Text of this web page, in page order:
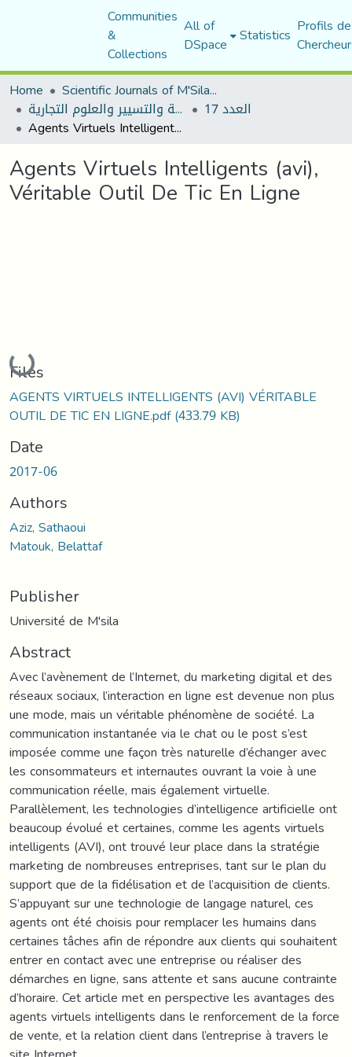
Communities
&
Collections
All of
DSpace Statistics Profils
Home
Scientific Journals of M'Sila University
مجلة العلوم الاقتصادية والتسيير والعلوم التجارية العدد 17
Agents Virtuels Intelligents (avi), Véritable Outil De Tic En Ligne
Agents Virtuels Intelligents (avi),
Véritable Outil De Tic En Ligne
Loading...
Files
AGENTS VIRTUELS INTELLIGENTS (AVI) VÉRITABLE
OUTIL DE TIC EN LIGNE.pdf(433.79 KB)
Date
2017-06
Authors
Aziz, Sathaoui
Matouk, Belattaf
Publisher
Université de M'sila
Abstract
Avec l’avènement de l’Internet, du marketing digital et des
réseaux sociaux, l’interaction en ligne est devenue non plus
une mode, mais un véritable phénomène de société. La
communication instantanée via le chat ou le post s’est
imposée comme une façon très naturelle d’échanger avec
les consommateurs et internautes ouvrant la voie à une
communication réelle, mais également virtuelle.
Parallèlement, les technologies d’intelligence artificielle ont
beaucoup évolué et certaines, comme les agents virtuels
intelligents (AVI), ont trouvé leur place dans la stratégie
marketing de nombreuses entreprises, tant sur le plan du
support que de la fidélisation et de l’acquisition de clients.
S’appuyant sur une technologie de langage naturel, ces
agents ont été choisis pour remplacer les humains dans
certaines tâches afin de répondre aux clients qui souhaitent
entrer en contact avec une entreprise ou réaliser des
démarches en ligne, sans attente et sans aucune contrainte
d’horaire. Cet article met en perspective les avantages des
agents virtuels intelligents dans le renforcement de la force
de vente, et la relation client dans l’entreprise à travers le